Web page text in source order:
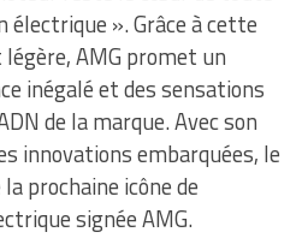
électrique ». Grâce à cette
AMG promet un
inégalé et des sensations
de la marque. Avec son
innovations embarquées, le
prochaine icône de
signée AMG.